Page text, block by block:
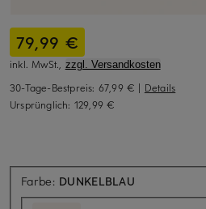
79,99 €
inkl. MwSt., zzgl. Versandkosten
30-Tage-Bestpreis: 67,99 € | Details
Ursprünglich: 129,99 €
Farbe: DUNKELBLAU